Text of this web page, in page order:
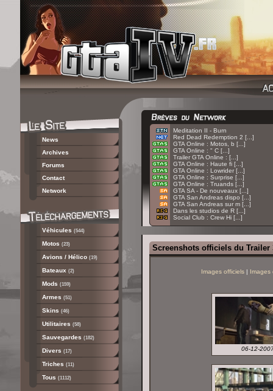
News
Archives
Forums
Contact
Network
Véhicules (544)
Motos (23)
Avions / Hélico (19)
Bateaux (2)
Mods (159)
Armes (51)
Skins (46)
Utilitaires (58)
Sauvegardes (182)
Divers (17)
Triches (11)
Tous (1112)
Meditation II - Burn
Red Dead Redemption 2 [...]
GTA Online : Motos, b [...]
GTA Online : " C [...]
Trailer GTA Online : [...]
GTA Online : Haute fi [...]
GTA Online : Lowrider [...]
GTA Online : Surprise [...]
GTA Online : Truands [...]
GTA SA - De nouveaux [...]
GTA San Andreas dispo [...]
GTA San Andreas sur m [...]
Dans les studios de R [...]
Social Club : Crew Hi [...]
Screenshots officiels du Trailer
Images officiels| Images
06-12-